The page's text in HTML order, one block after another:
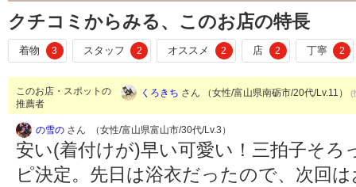
クチコミからみる、このお店の特長
着物 3 スタッフ 2 オススメ 2 店 2 丁寧 2
このお店・スポットの
推薦者
くろきち さん （女性/富山県南砺市/20代/Lv.11） (
の雪の さん （女性/富山県富山市/30代/Lv.3）
安い(着付けが)早い可愛い！三拍子そ
ピ決定。先日は浴衣だったので、次回